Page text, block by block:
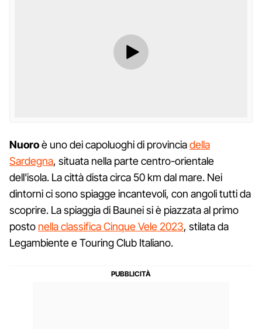
Nuoroè uno dei capoluoghi di provinciadella
Sardegna, situata nella parte centro-orientale
dell'isola. La città dista circa 50 km dal mare. Nei
dintorni ci sono spiagge incantevoli, con angoli tutti da
scoprire. La spiaggia di Baunei si è piazzata al primo
posto nella classifica Cinque Vele 2023, stilata da
Legambiente e Touring Club Italiano.